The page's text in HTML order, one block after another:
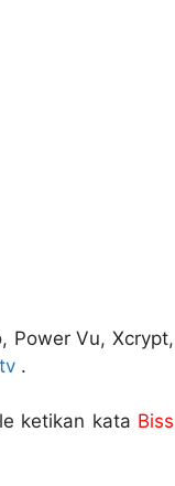
Power Vu, Xcrypt,
.
ketikan kata Biss